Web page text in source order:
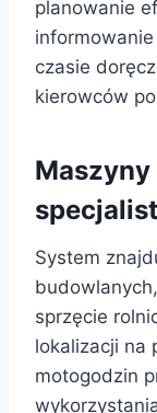
planowanie
czasie
kierowców
System
sprzęcie
lokalizacji na
motogodzin